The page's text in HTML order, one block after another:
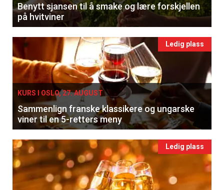
Benytt sjansen til å smake og lære forskjellen
på hvitviner
Ledig plass
KURS I OSLO, 27. AUGUST
Sammenlign franske klassikere og ungarske
viner til en 5-retters meny
Ledig plass